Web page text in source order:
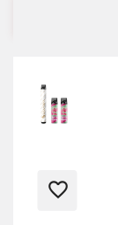
favorite_border